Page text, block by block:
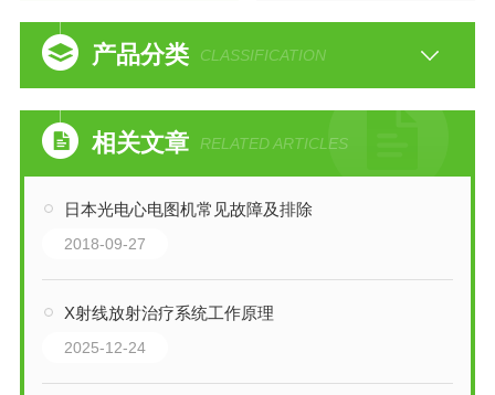
产品分类 CLASSIFICATION
相关文章 RELATED ARTICLES
日本光电心电图机常见故障及排除
2018-09-27
X射线放射治疗系统工作原理
2025-12-24